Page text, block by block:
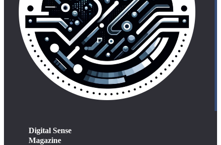
Digital Sense
Magazine